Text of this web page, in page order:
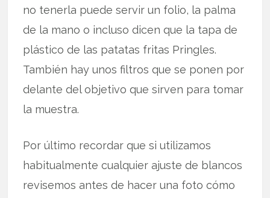
no tenerla puede servir un folio, la palma
de la mano o incluso dicen que la tapa de
plástico de las patatas fritas Pringles.
También hay unos filtros que se ponen por
delante del objetivo que sirven para tomar
la muestra.
Por último recordar que si utilizamos
habitualmente cualquier ajuste de blancos
revisemos antes de hacer una foto cómo